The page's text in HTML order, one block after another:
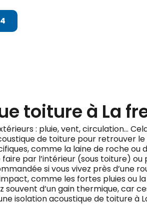
toiture à La
: pluie, vent, circulation…
de toiture pour retrouver
comme la laine de roche
faire par l’intérieur (sous toiture)
si vous vivez près d’une
comme les fortes pluies ou
souvent d’un gain thermique,
isolation acoustique de toiture